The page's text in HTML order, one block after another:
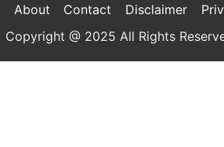
About Contact Disclaimer
Copyright @ 2025 All Rights